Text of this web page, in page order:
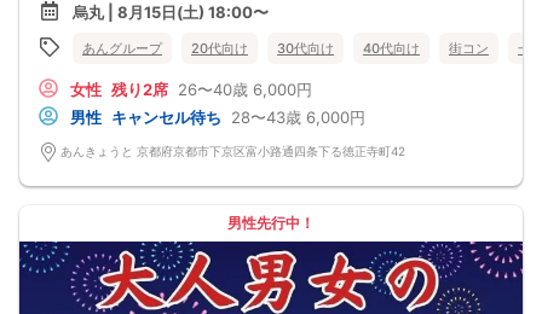
ゆったり交流していただくスタイルです😊
席替えもしながら交流するので
異性全員と自然にお話しいただけます🍀
どちらも満喫しに来てください🍻💕
〈最少催行人数〉
4名
〈中止判断タイミング〉
前日20時
烏丸 | 8月15日(土) 18:00〜
あんグループ 20代向け 30代向け 40代向け 街コン 一
女性 残り2席 26〜40歳 6,000円
男性 キャンセル待ち 28〜43歳 6,000円
あんきょうと 京都府京都市下京区富小路通四条下る徳正寺町42
男性先行中！